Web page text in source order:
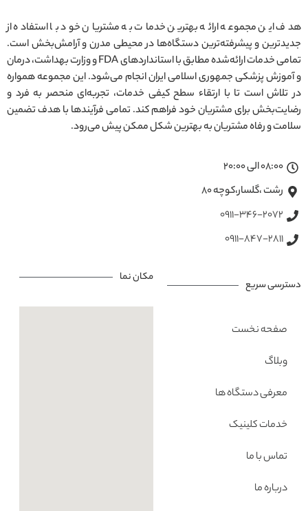
هدف این مجموعه ارائه بهترین خدمات به مشتریان خود با استفاده از
جدیدترین و پیشرفته‌ترین دستگاه‌ها در محیطی مدرن و آرامش‌بخش است.
تمامی خدمات ارائه‌شده مطابق با استانداردهای FDA و وزارت بهداشت، درمان
و آموزش پزشکی جمهوری اسلامی ایران انجام می‌شود. این مجموعه همواره
در تلاش است تا با ارتقاء سطح کیفی خدمات، تجربه‌ای منحصر به فرد و
رضایت‌بخش برای مشتریان خود فراهم کند. تمامی فرآیندها با هدف تضمین
سلامت و رفاه مشتریان به بهترین شکل ممکن پیش می‌رود.
08:00 الی 20:00
رشت ،گلسار،کوچه ۸۰
0911-346-2072
0911-847-2811
دسترسی سریع
صفحه نخست
وبلاگ
معرفی دستگاه ها
خدمات کلینیک
تماس با ما
درباره ما
مکان نما